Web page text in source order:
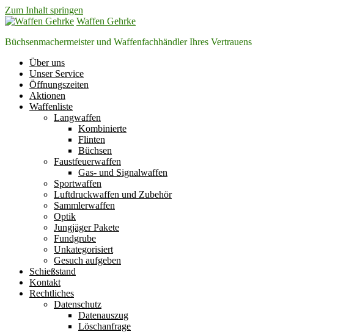
Zum Inhalt springen
Waffen Gehrke
Büchsenmachermeister und Waffenfachhändler Ihres Vertrauens
Über uns
Unser Service
Öffnungszeiten
Aktionen
Waffenliste
Langwaffen
Kombinierte
Flinten
Büchsen
Faustfeuerwaffen
Gas- und Signalwaffen
Sportwaffen
Luftdruckwaffen und Zubehör
Sammlerwaffen
Optik
Jungjäger Pakete
Fundgrube
Unkategorisiert
Gesuch aufgeben
Schießstand
Kontakt
Rechtliches
Datenschutz
Datenauszug
Löschanfrage